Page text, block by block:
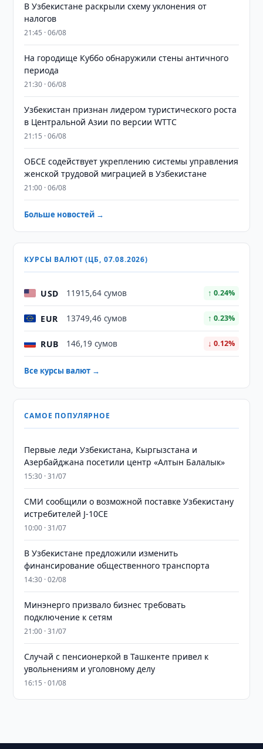
В Узбекистане раскрыли схему уклонения от
налогов
21:45 · 06/08
На городище Куббо обнаружили стены античного
периода
21:30 · 06/08
Узбекистан признан лидером туристического роста
в Центральной Азии по версии WTTC
21:15 · 06/08
ОБСЕ содействует укреплению системы управления
женской трудовой миграцией в Узбекистане
21:00 · 06/08
Больше новостей →
КУРСЫ ВАЛЮТ (ЦБ, 07.08.2026)
USD 11915,64 сумов ↑ 0.24%
EUR 13749,46 сумов ↑ 0.23%
RUB 146,19 сумов ↓ 0.12%
Все курсы валют →
САМОЕ ПОПУЛЯРНОЕ
Первые леди Узбекистана, Кыргызстана и
Азербайджана посетили центр «Алтын Балалык»
15:30 · 31/07
СМИ сообщили о возможной поставке Узбекистану
истребителей J-10CE
10:00 · 31/07
В Узбекистане предложили изменить
финансирование общественного транспорта
14:30 · 02/08
Минэнерго призвало бизнес требовать
подключение к сетям
21:00 · 31/07
Случай с пенсионеркой в Ташкенте привел к
увольнениям и уголовному делу
16:15 · 01/08